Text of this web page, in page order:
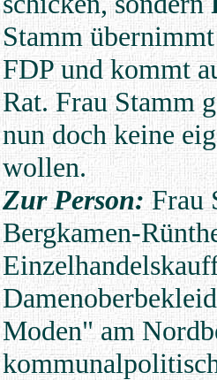
Stamm
FDP und kommt
Rat. Frau Stamm
nun doch keine
wollen.
Zur Person: Frau
Bergkamen-
Moden" am